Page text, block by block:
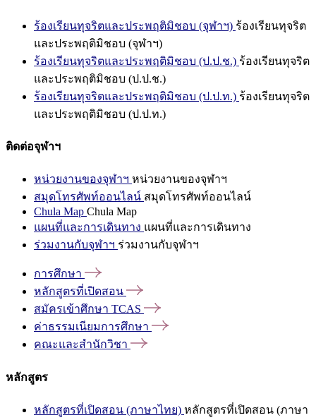
ร้องเรียนทุจริตและประพฤติมิชอบ (จุฬาฯ) ร้องเรียนทุจริต
และประพฤติมิชอบ (จุฬาฯ)
ร้องเรียนทุจริตและประพฤติมิชอบ (ป.ป.ช.) ร้องเรียนทุจริต
และประพฤติมิชอบ (ป.ป.ช.)
ร้องเรียนทุจริตและประพฤติมิชอบ (ป.ป.ท.) ร้องเรียนทุจริต
และประพฤติมิชอบ (ป.ป.ท.)
ติดต่อจุฬาฯ
หน่วยงานของจุฬาฯ หน่วยงานของจุฬาฯ
สมุดโทรศัพท์ออนไลน์ สมุดโทรศัพท์ออนไลน์
Chula Map Chula Map
แผนที่และการเดินทาง แผนที่และการเดินทาง
ร่วมงานกับจุฬาฯ ร่วมงานกับจุฬาฯ
การศึกษา
หลักสูตรที่เปิดสอน
สมัครเข้าศึกษา TCAS
ค่าธรรมเนียมการศึกษา
คณะและสำนักวิชา
หลักสูตร
หลักสูตรที่เปิดสอน (ภาษาไทย) หลักสูตรที่เปิดสอน (ภาษา